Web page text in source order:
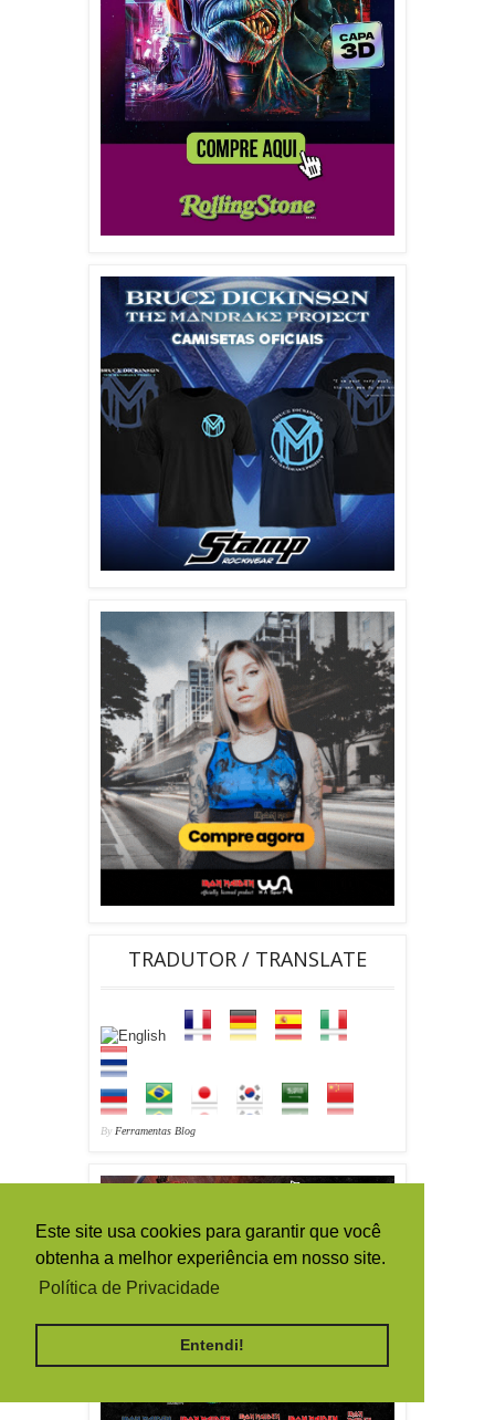
Este site usa cookies para garantir que você
obtenha a melhor experiência em nosso site.
Política de Privacidade
Entendi!
TRADUTOR / TRANSLATE
By Ferramentas Blog